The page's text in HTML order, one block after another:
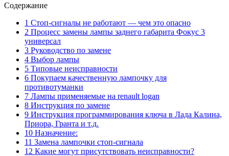
Содержание
1 Стоп-сигналы не работают — чем это опасно
2 Процесс замены лампы заднего габарита Фокус 3
универсал
3 Руководство по замене
4 Выбор лампы
5 Типовые неисправности
6 Покупаем качественную лампочку для
противотуманки
7 Лампы применяемые на renault logan
8 Инструкция по замене
9 Инструкция программирования ключа в Лада Калина,
Приора, Гранта и т.д.
10 Назначение:
11 Замена лампочки стоп-сигнала
12 Какие могут присутствовать неисправности?